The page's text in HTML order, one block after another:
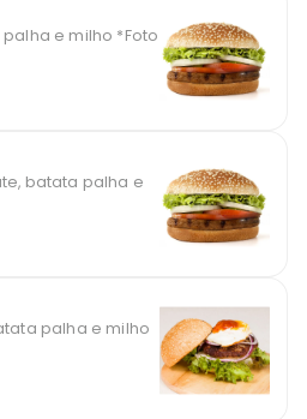
e milho *Foto
batata palha e
palha e milho